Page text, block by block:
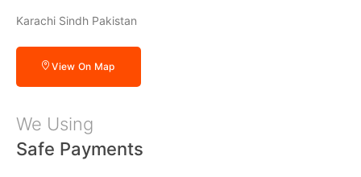
Karachi Sindh Pakistan
View On Map
We Using
Safe Payments